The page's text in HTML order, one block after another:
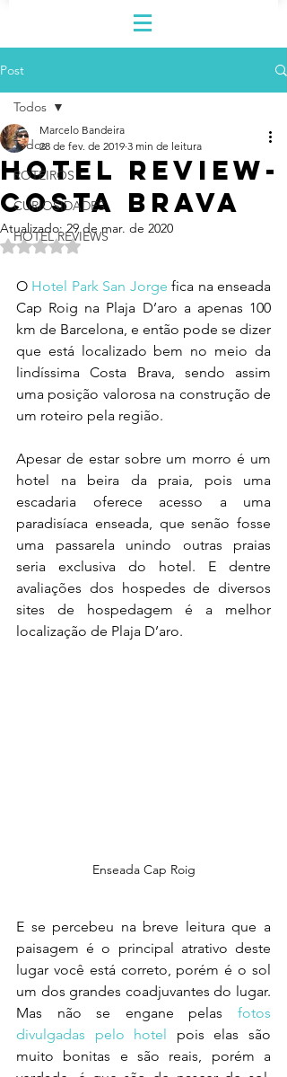
Post
Todos
ROTEIROS
CURIOSIDADES
HOTEL REVIEWS
Todos
HOTEL REVIEW-
COSTA BRAVA
Marcelo Bandeira
28 de fev. de 2019 3 min de leitura
Atualizado:29 de mar. de 2020
Avaliado com NaN de 5 estrelas.
O Hotel Park San Jorge fica na enseada
Cap Roig na Plaja D’aro a apenas 100
km de Barcelona, e então pode se dizer
que está localizado bem no meio da
lindíssima Costa Brava, sendo assim
uma posição valorosa na construção de
um roteiro pela região.
Apesar de estar sobre um morro é um
hotel na beira da praia, pois uma
escadaria oferece acesso a uma
paradisíaca enseada, que senão fosse
uma passarela unindo outras praias
seria exclusiva do hotel. E dentre
avaliações dos hospedes de diversos
sites de hospedagem é a melhor
localização de Plaja D’aro.
Enseada Cap Roig
E se percebeu na breve leitura que a
paisagem é o principal atrativo deste
lugar você está correto, porém é o sol
um dos grandes coadjuvantes do lugar.
Mas não se engane pelas fotos
divulgadas pelo hotel pois elas são
muito bonitas e são reais, porém a